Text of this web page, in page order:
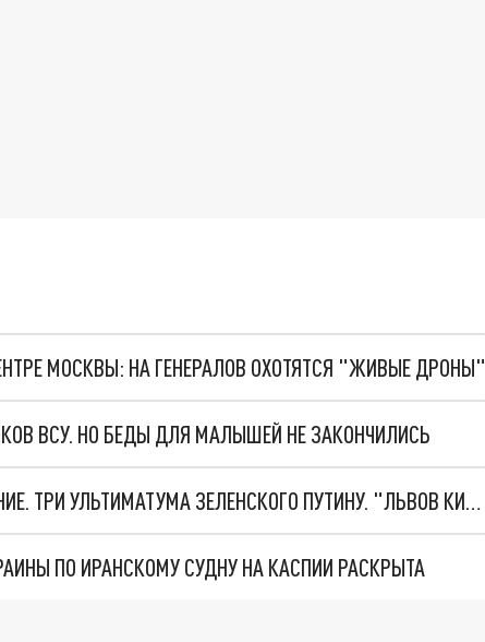
МОСКВЫ: НА ГЕНЕРАЛОВ ОХОТЯТСЯ "ЖИВЫЕ ДРОНЫ"
ВСУ. НО БЕДЫ ДЛЯ МАЛЫШЕЙ НЕ ЗАКОНЧИЛИСЬ
НОВОЕ МАСШТАБНЕЙШЕЕ НАСТУПЛЕНИЕ. ТРИ УЛЬТИМАТУМА ЗЕЛЕНСКОГО ПУТИНУ. "ЛЬВОВ КИМА" ПОСТАВЯТ НА ПВО? ГЛОБАЛЬНЫЙ ПРОРЫВ ПОД ЗАПОРОЖЬЕМ
ПО ИРАНСКОМУ СУДНУ НА КАСПИИ РАСКРЫТА